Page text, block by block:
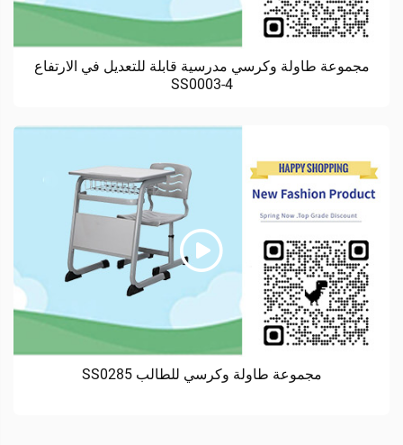
مجموعة طاولة وكرسي مدرسية قابلة للتعديل في الارتفاع
SS0003-4
مجموعة طاولة وكرسي للطالب SS0285